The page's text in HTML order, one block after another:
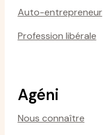
Auto-entrepreneur
Profession libérale
Agéni
Nous connaître